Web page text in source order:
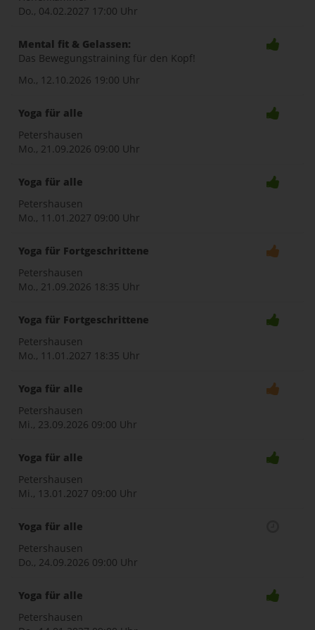
Do., 04.02.2027 17:00 Uhr
Mental fit & Gelassen:
Das Bewegungstraining für den Kopf!
Mo., 12.10.2026 19:00 Uhr
Yoga für alle
Petershausen
Mo., 21.09.2026 09:00 Uhr
Yoga für alle
Petershausen
Mo., 11.01.2027 09:00 Uhr
Yoga für Fortgeschrittene
Petershausen
Mo., 21.09.2026 18:35 Uhr
Yoga für Fortgeschrittene
Petershausen
Mo., 11.01.2027 18:35 Uhr
Yoga für alle
Petershausen
Mi., 23.09.2026 09:00 Uhr
Yoga für alle
Petershausen
Mi., 13.01.2027 09:00 Uhr
Yoga für alle
Petershausen
Do., 24.09.2026 09:00 Uhr
Yoga für alle
Petershausen